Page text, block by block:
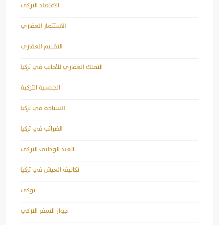
الاقتصاد التركي
الاستثمار العقاري
التقييم العقاري
التملك العقاري للأجانب في تركيا
الجنسية التركية
السياحة في تركيا
الضرائب في تركيا
العيد الوطني التركي
تكاليف العيش في تركيا
توكي
جواز السفر التركي